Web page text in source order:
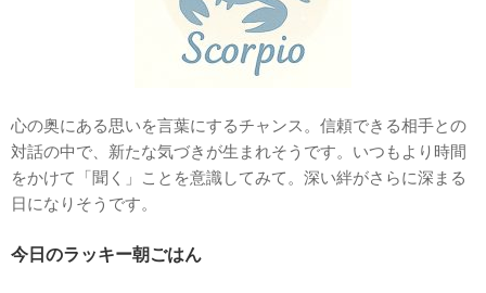
心の奥にある思いを言葉にするチャンス。信頼できる相手との
対話の中で、新たな気づきが生まれそうです。いつもより時間
をかけて「聞く」ことを意識してみて。深い絆がさらに深まる
日になりそうです。
今日のラッキー朝ごはん